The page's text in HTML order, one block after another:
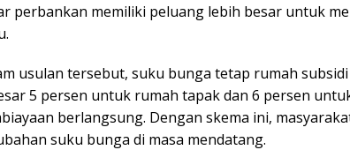
perbankan memiliki peluang lebih besar untuk
usulan tersebut, suku bunga tetap rumah
5 persen untuk rumah tapak dan 6 persen
berlangsung. Dengan skema ini,
suku bunga di masa mendatang.